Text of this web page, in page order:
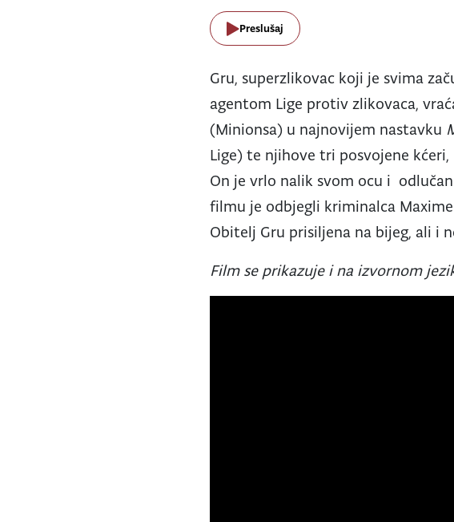
Preslušaj
Gru, superzlikovac koji je svima
agentom Lige protiv zlikovaca,
(Minionsa) u najnovijem nastavku
Lige) te njihove tri posvojene
On je vrlo nalik svom ocu i
filmu je odbjegli kriminalca
Obitelj Gru prisiljena na bijeg, ali i
Film se prikazuje i na izvornom